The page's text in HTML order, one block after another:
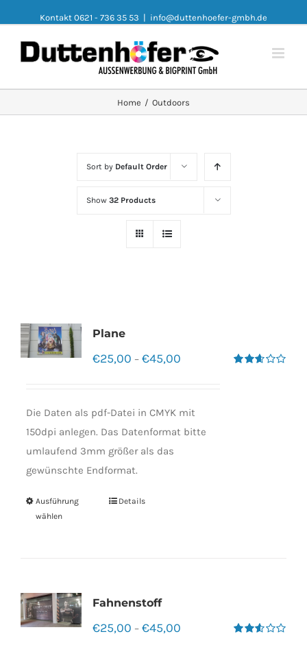
Kontakt 0621 - 736 35 53 | info@duttenhoefer-gmbh.de
Home / Outdoors
Sort by Default Order
Show 32 Products
Plane
€25,00 – €45,00
Die Daten als pdf-Datei in CMYK mit
150dpi anlegen. Das Datenformat bitte
umlaufend 3mm größer als das
gewünschte Endformat.
Ausführung
wählen
Details
Fahnenstoff
€25,00 – €45,00